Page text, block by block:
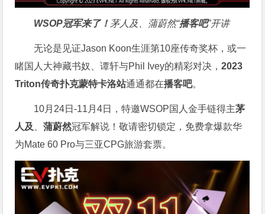
WSOP冠军来了！ 茅人及、蒲蔚然“播客吧”开讲
无论是见证Jason Koon生涯第10座传奇奖杯，或一
睹国人大神藏书奴、谭轩与Phil Ivey的精彩对决，2023
Triton传奇扑克蒙特卡洛站通通都在播客吧。
10月24日-11月4日，特邀WSOP国人金手链得主茅
人及
、蒲蔚然冠军解说！敬请密切锁定，免费拿爆款华
为Mate 60 Pro与三亚CPG旅游套票。